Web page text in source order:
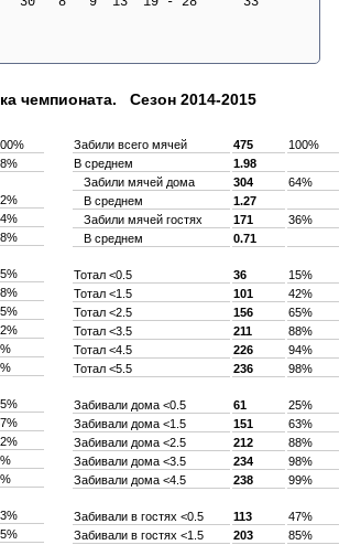
чемпионата. Сезон 2014-2015
Забили всего мячей 475
100%
В среднем
1.98
Забили мячей дома
304
64%
В среднем
1.27
Забили мячей гостях
171
36%
В среднем
0.71
Тотал <0.5 36
15%
Тотал <1.5
101
42%
Тотал <2.5
156
65%
Тотал <3.5
211
88%
Тотал <4.5
226
94%
Тотал <5.5
236 98%
Забивали дома <0.5 61
25%
Забивали дома <1.5
151
63%
Забивали дома <2.5
212
88%
Забивали дома <3.5
234
98%
Забивали дома <4.5
238 99%
Забивали в гостях <0.5 113
47%
Забивали в гостях <1.5
203
85%